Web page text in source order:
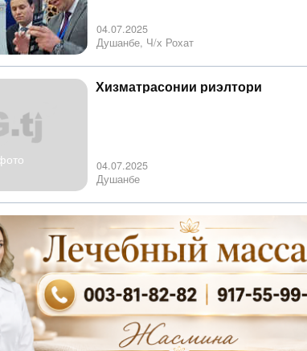
04.07.2025
Душанбе, Ч/х Рохат
Хизматрасонии риэлтори
04.07.2025
Душанбе